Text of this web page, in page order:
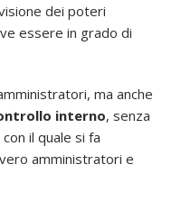
dei poteri
essere in grado di
ma anche
interno, senza
il quale si fa
amministratori e